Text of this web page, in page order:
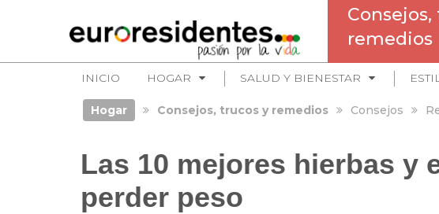
remedios
INICIO HOGAR SALUD Y BIENESTAR
Hogar Consejos, trucos y remedios Consejos
Las 10 mejores hierbas y
perder peso